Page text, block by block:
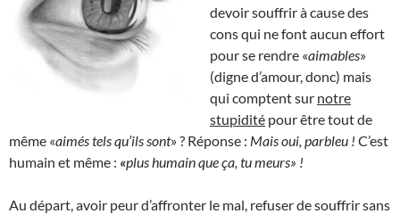
devoir souffrir à cause des
cons qui ne font aucun effort
pour se rendre «aimables»
(digne d’amour, donc) mais
qui comptent sur notre
stupidité pour être tout de
même «aimés tels qu’ils sont» ? Réponse : Mais oui, parbleu ! C’est
humain et même : «plus humain que ça, tu meurs» !
Au départ, avoir peur d’affronter le mal, refuser de souffrir sans